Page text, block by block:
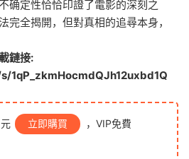
确定性恰恰印證了電影的深刻之
完全揭開，但對真相的追尋本身，
鏈接:
1qP_zkmHocmdQJh12uxbd1Q
元 立即購買
，VIP免費